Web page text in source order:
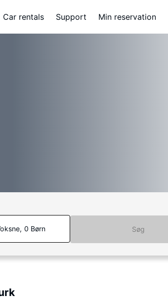
Car rentals Support Min reservation
0 Børn Søg